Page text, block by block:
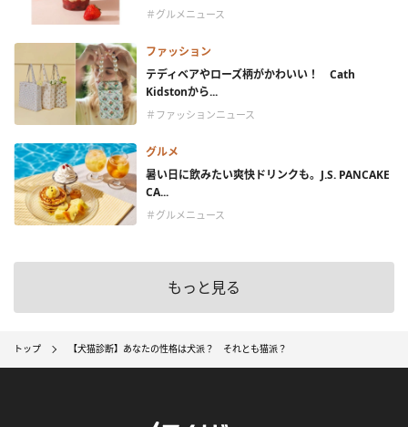
＃グルメニュース
ファッション
テディベアやローズ柄がかわいい！ Cath
Kidstonから...
＃ファッションニュース
グルメ
暑い日に飲みたい爽快ドリンクも。J.S. PANCAKE
CA...
＃グルメニュース
もっと見る
トップ 【犬猫診断】あなたの性格は犬派？ それとも猫派？